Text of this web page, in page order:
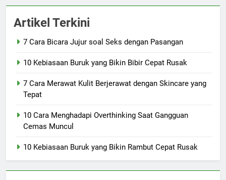
Artikel Terkini
7 Cara Bicara Jujur soal Seks dengan Pasangan
10 Kebiasaan Buruk yang Bikin Bibir Cepat Rusak
7 Cara Merawat Kulit Berjerawat dengan Skincare yang
Tepat
10 Cara Menghadapi Overthinking Saat Gangguan
Cemas Muncul
10 Kebiasaan Buruk yang Bikin Rambut Cepat Rusak